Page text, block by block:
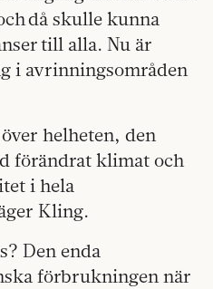
då skulle kunna
till alla. Nu är
i avrinningsområden
helheten, den
förändrat klimat och
i hela
Kling.
Den enda
förbrukningen när